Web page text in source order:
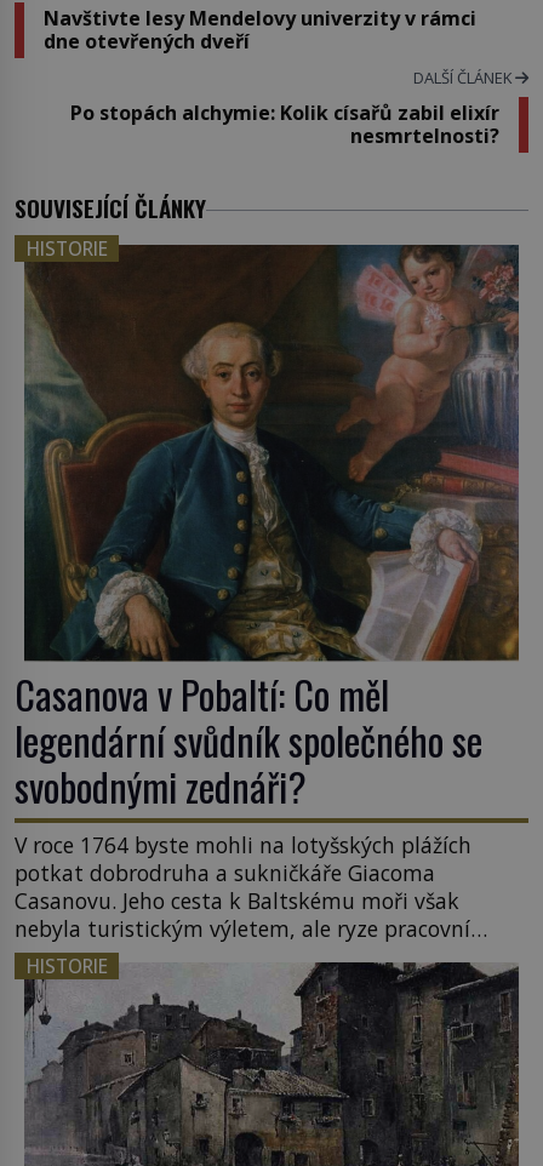
Navštivte lesy Mendelovy univerzity v rámci
dne otevřených dveří
DALŠÍ ČLÁNEK
Po stopách alchymie: Kolik císařů zabil elixír
nesmrtelnosti?
SOUVISEJÍCÍ ČLÁNKY
HISTORIE
Casanova v Pobaltí: Co měl
legendární svůdník společného se
svobodnými zednáři?
V roce 1764 byste mohli na lotyšských plážích
potkat dobrodruha a sukničkáře Giacoma
Casanovu. Jeho cesta k Baltskému moři však
nebyla turistickým výletem, ale ryze pracovní
cestou se zištnými úmysly. Jaký cíl Casanova
sledoval, když se například procházel uličkami
lotyšské Rigy? Casanova v Pobaltí kontaktoval
tamní zednářské lóže. Nebyl v této oblasti žádným
nováčkem, protože do zednářské […]
HISTORIE